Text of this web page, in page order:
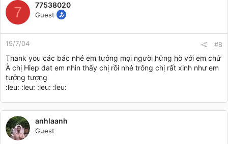
7 77538020
Guest
19/7/04 #8
Thank you các bác nhé em tưởng mọi người hững hờ với em chứ
À chị Hiep dat em nhìn thấy chị rồi nhé trông chị rất xinh như em
tưởng tượng
:leu: :leu: :leu: :leu:
anhlaanh
Guest